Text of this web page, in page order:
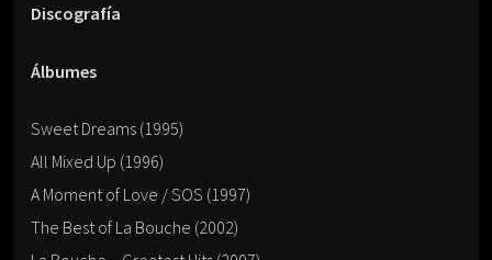
Discografía
Álbumes
Sweet Dreams (1995)
All Mixed Up (1996)
A Moment of Love / SOS (1997)
The Best of La Bouche (2002)